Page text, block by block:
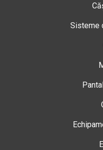
Sisteme